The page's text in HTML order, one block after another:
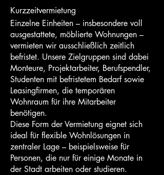
Kurzzeitvermietung
Einzelne Einheiten – insbesondere voll
ausgestattete, möblierte Wohnungen –
vermieten wir ausschließlich zeitlich
befristet. Unsere Zielgruppen sind dabei
Monteure, Projektarbeiter, Berufspendler,
Studenten mit befristetem Bedarf sowie
Leasingfirmen, die temporären
Wohnraum für ihre Mitarbeiter
benötigen.
Diese Form der Vermietung eignet sich
ideal für flexible Wohnlösungen in
zentraler Lage – beispielsweise für
Personen, die nur für einige Monate in
der Stadt arbeiten oder studieren.